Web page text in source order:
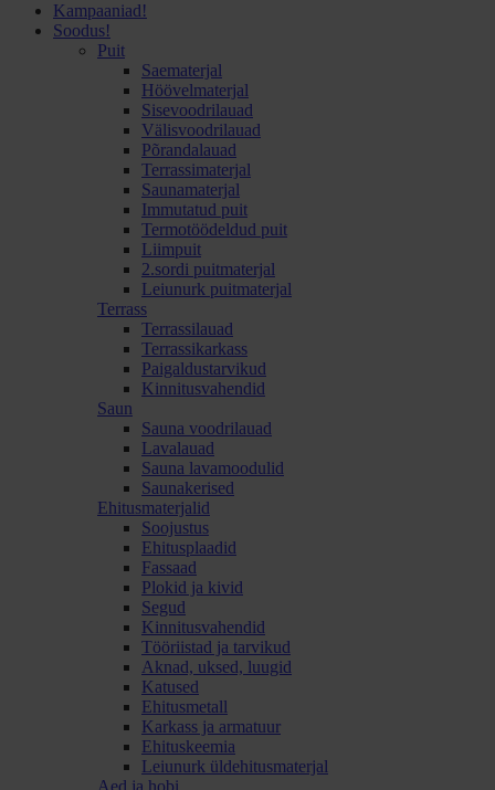
Kampaaniad!
Soodus!
Puit
Saematerjal
Höövelmaterjal
Sisevoodrilauad
Välisvoodrilauad
Põrandalauad
Terrassimaterjal
Saunamaterjal
Immutatud puit
Termotöödeldud puit
Liimpuit
2.sordi puitmaterjal
Leiunurk puitmaterjal
Terrass
Terrassilauad
Terrassikarkass
Paigaldustarvikud
Kinnitusvahendid
Saun
Sauna voodrilauad
Lavalauad
Sauna lavamoodulid
Saunakerised
Ehitusmaterjalid
Soojustus
Ehitusplaadid
Fassaad
Plokid ja kivid
Segud
Kinnitusvahendid
Tööriistad ja tarvikud
Aknad, uksed, luugid
Katused
Ehitusmetall
Karkass ja armatuur
Ehituskeemia
Leiunurk üldehitusmaterjal
Aed ja hobi